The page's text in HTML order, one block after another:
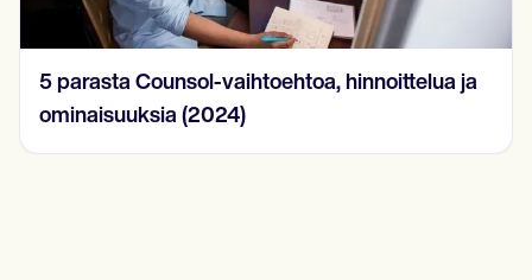
15 SOAP-muistiinpanoesimerkkiä vuonna
2024